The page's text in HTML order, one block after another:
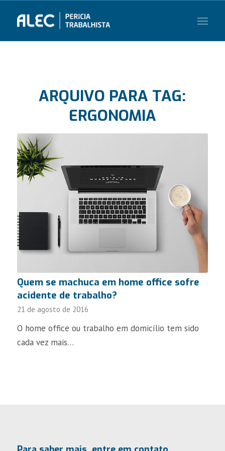
ARQUIVO PARA TAG:
ERGONOMIA
Quem se machuca em home office sofre
acidente de trabalho?
21 de agosto de 2016
O home office ou trabalho em domicílio tem sido
cada vez mais…